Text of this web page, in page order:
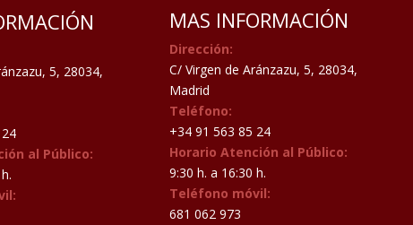
5, 28034,
al Público:
MAS INFORMACIÓN
Dirección:
C/ Virgen de Aránzazu, 5, 28034,
Madrid
Teléfono:
+34 91 563 85 24
Horario Atención al Público:
9:30 h. a 16:30 h.
Teléfono móvil:
681 062 973